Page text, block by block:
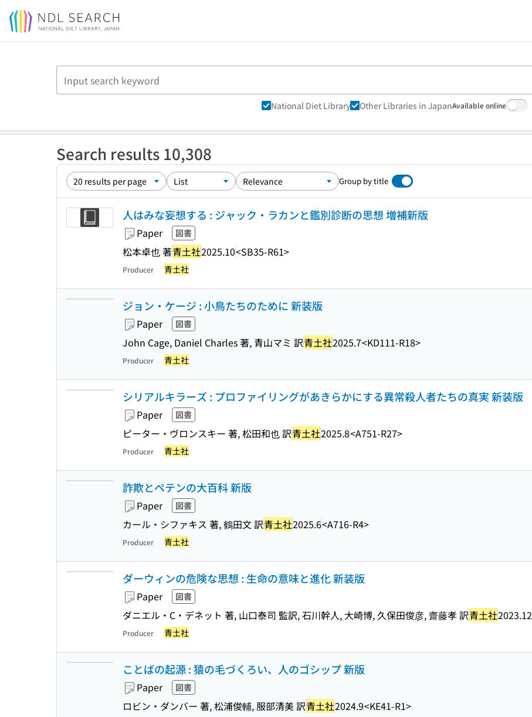
Jump to main content
National Diet Library Other Libraries in JapanAvailable online
Search results 10,308
Group by title
人はみな妄想する : ジャック・ラカンと鑑別診断の思想 増補新版
Paper 図書
松本卓也 著青土社2025.10<SB35-R61>
Producer 青土社
ジョン・ケージ : 小鳥たちのために 新装版
Paper 図書
John Cage, Daniel Charles 著, 青山マミ 訳青土社2025.7<KD111-R18>
Producer 青土社
シリアルキラーズ : プロファイリングがあきらかにする異常殺人者たちの真実 新装版
Paper 図書
ピーター・ヴロンスキー 著, 松田和也 訳青土社2025.8<A751-R27>
Producer 青土社
詐欺とペテンの大百科 新版
Paper 図書
カール・シファキス 著, 鶴田文 訳青土社2025.6<A716-R4>
Producer 青土社
ダーウィンの危険な思想 : 生命の意味と進化 新装版
Paper 図書
ダニエル・C・デネット 著, 山口泰司 監訳, 石川幹人, 大崎博, 久保田俊彦, 齋藤孝 訳青土社2023.12
Producer 青土社
ことばの起源 : 猿の毛づくろい、人のゴシップ 新版
Paper 図書
ロビン・ダンバー 著, 松浦俊輔, 服部清美 訳青土社2024.9<KE41-R1>